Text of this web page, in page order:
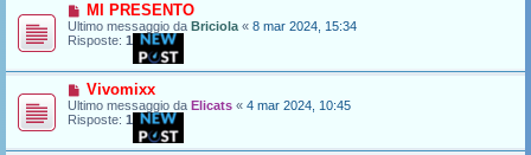
MI PRESENTO
Ultimo messaggio da Briciola « 8 mar 2024, 15:34
Risposte: 1
Vivomixx
Ultimo messaggio da Elicats « 4 mar 2024, 10:45
Risposte: 1